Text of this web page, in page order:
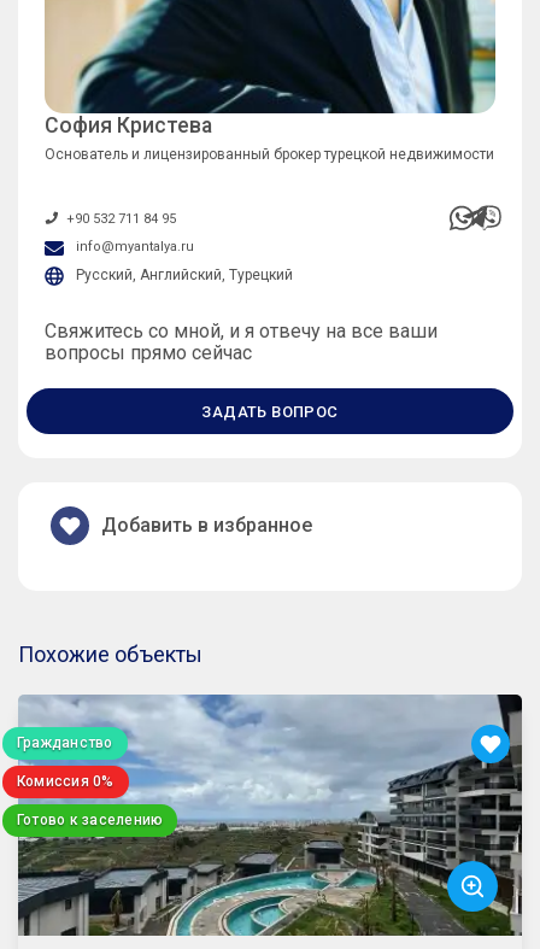
София Кристева
Основатель и лицензированный брокер турецкой недвижимости
+90 532 711 84 95
info@myantalya.ru
Русский, Английский, Турецкий
Свяжитесь со мной, и я отвечу на все ваши
вопросы прямо сейчас
ЗАДАТЬ ВОПРОС
Добавить в избранное
Похожие объекты
Гражданство
Комиссия 0%
Готово к заселению